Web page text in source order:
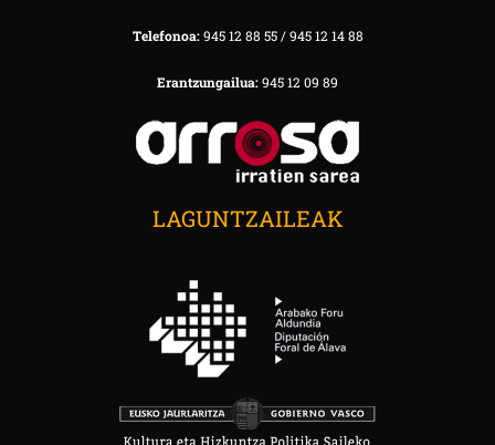
Telefonoa:945 12 88 55 / 945 12 14 88
Erantzungailua:945 12 09 89
LAGUNTZAILEAK